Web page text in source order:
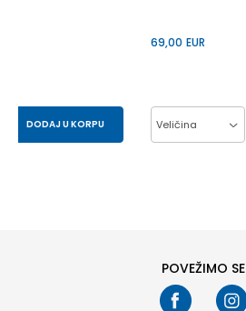
DODAJ U KORPU
69,00 EUR
Veličina
POVEŽIMO SE